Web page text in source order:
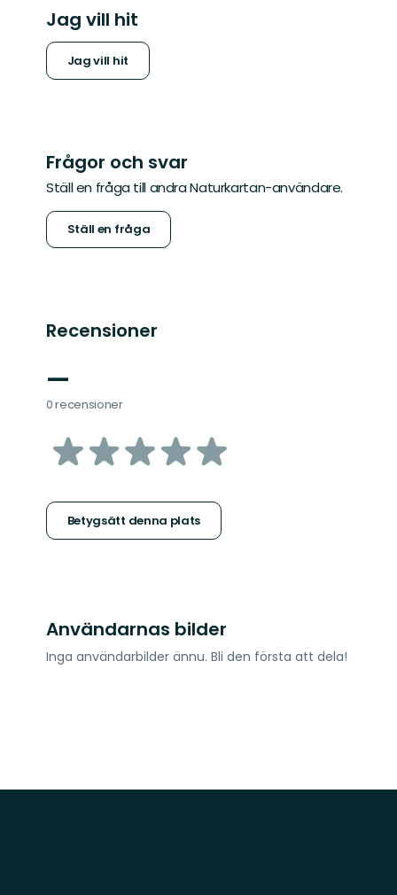
Jag vill hit
Jag vill hit
Frågor och svar
Ställ en fråga till andra Naturkartan-användare.
Ställ en fråga
Recensioner
—
0 recensioner
av
stjärnor
Betygsätt denna plats
Användarnas bilder
Inga användarbilder ännu. Bli den första att dela!